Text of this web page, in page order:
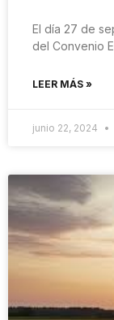
El día 27 de
del Convenio
LEER MÁS »
junio 22, 2024